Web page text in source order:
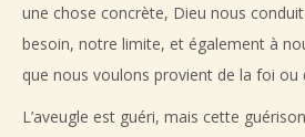
une chose concrète, Dieu nous
besoin, notre limite, et également à
que nous voulons provient de la foi ou
L’aveugle est guéri, mais cette